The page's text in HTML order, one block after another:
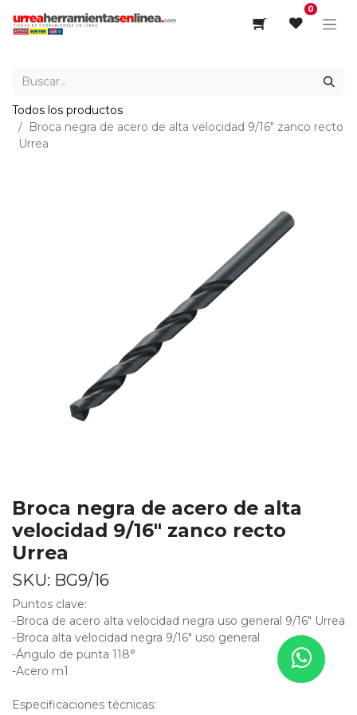
0
Todos los productos
Broca negra de acero de alta velocidad 9/16" zanco recto
Urrea
Broca negra de acero de alta
velocidad 9/16" zanco recto
Urrea
SKU: BG9/16
Puntos clave:
-Broca de acero alta velocidad negra uso general 9/16" Urrea
-Broca alta velocidad negra 9/16" uso general
-Ángulo de punta 118°
-Acero m1
Especificaciones técnicas: